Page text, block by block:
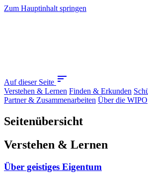
Zum Hauptinhalt springen
Auf dieser Seite sort
Verstehen & Lernen Finden & Erkunden
Partner & Zusammenarbeiten Über die WIPO
Seitenübersicht
Verstehen & Lernen
Über geistiges Eigentum